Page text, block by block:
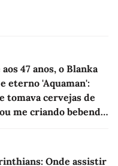
47 anos, o Blanka
eterno 'Aquaman':
tomava cervejas de
me criando bebendo
Onde assistir